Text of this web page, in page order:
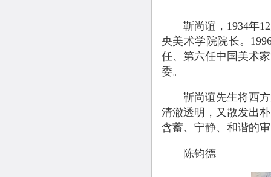
靳尚谊，1934年12
央美术学院院长。
任、第六任中国美术
委。
靳尚谊先生将西方
清澈透明，又散发出
含蓄、宁静、和谐的
陈钧德